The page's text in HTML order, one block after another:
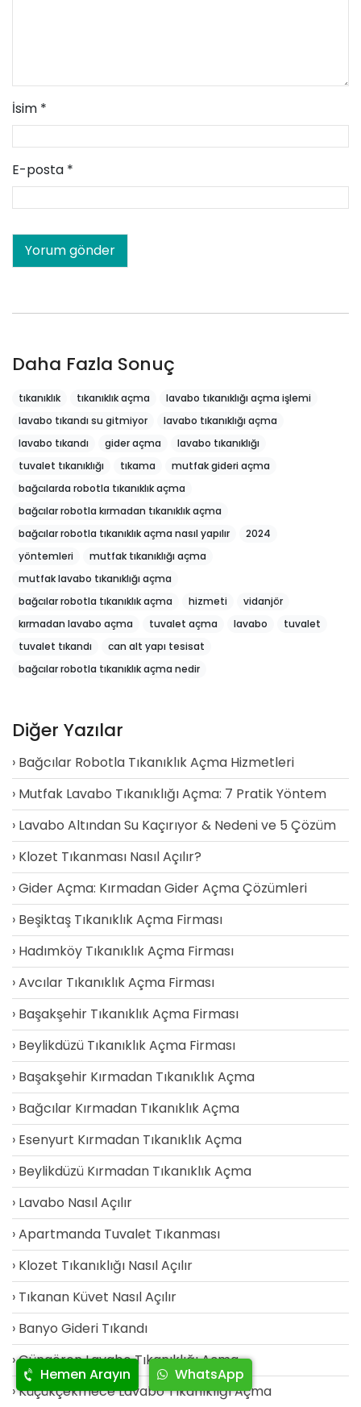
İsim *
E-posta *
Daha Fazla Sonuç
tıkanıklık tıkanıklık açma
lavabo tıkanıklığı açma işlemi
lavabo tıkandı su gitmiyor
lavabo tıkanıklığı açma
lavabo tıkandı
gider açma
lavabo tıkanıklığı
tuvalet tıkanıklığı
tıkama
mutfak gideri açma
bağcılarda robotla tıkanıklık açma
bağcılar robotla kırmadan tıkanıklık açma
bağcılar robotla tıkanıklık açma nasıl yapılır
2024
yöntemleri
mutfak tıkanıklığı açma
mutfak lavabo tıkanıklığı açma
bağcılar robotla tıkanıklık açma
hizmeti
vidanjör
kırmadan lavabo açma
tuvalet açma lavabo
tuvalet
tuvalet tıkandı
can alt yapı tesisat
bağcılar robotla tıkanıklık açma nedir
Diğer Yazılar
Bağcılar Robotla Tıkanıklık Açma Hizmetleri
Mutfak Lavabo Tıkanıklığı Açma: 7 Pratik Yöntem
Lavabo Altından Su Kaçırıyor & Nedeni ve 5 Çözüm
Klozet Tıkanması Nasıl Açılır?
Gider Açma: Kırmadan Gider Açma Çözümleri
Beşiktaş Tıkanıklık Açma Firması
Hadımköy Tıkanıklık Açma Firması
Avcılar Tıkanıklık Açma Firması
Başakşehir Tıkanıklık Açma Firması
Beylikdüzü Tıkanıklık Açma Firması
Başakşehir Kırmadan Tıkanıklık Açma
Bağcılar Kırmadan Tıkanıklık Açma
Esenyurt Kırmadan Tıkanıklık Açma
Beylikdüzü Kırmadan Tıkanıklık Açma
Lavabo Nasıl Açılır
Apartmanda Tuvalet Tıkanması
Klozet Tıkanıklığı Nasıl Açılır
Tıkanan Küvet Nasıl Açılır
Banyo Gideri Tıkandı
Güngören Lavabo Tıkanıklığı Açma
Küçükçekmece Lavabo Tıkanıklığı Açma
Hemen Arayın WhatsApp